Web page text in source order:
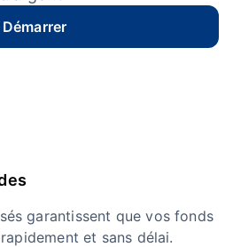
Démarrer
garantissent que vos fonds
et sans délai.